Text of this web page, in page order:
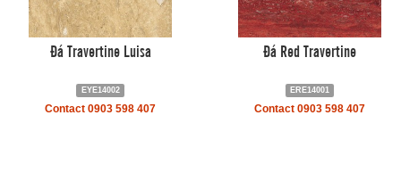
Đá Travertine Luisa
EYE14002
Contact 0903 598 407
Đá Red Travertine
ERE14001
Contact 0903 598 407